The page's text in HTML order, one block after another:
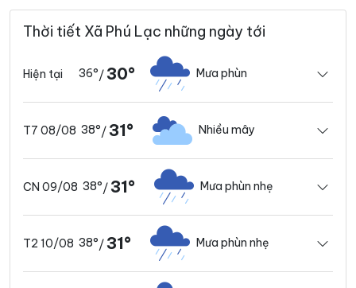
Thời tiết Xã Phú Lạc những ngày tới
Hiện tại 36°/30° Mưa phùn
T7 08/08 38°/31° Nhiều mây
CN 09/08 38°/31° Mưa phùn nhẹ
T2 10/08 38°/31° Mưa phùn nhẹ